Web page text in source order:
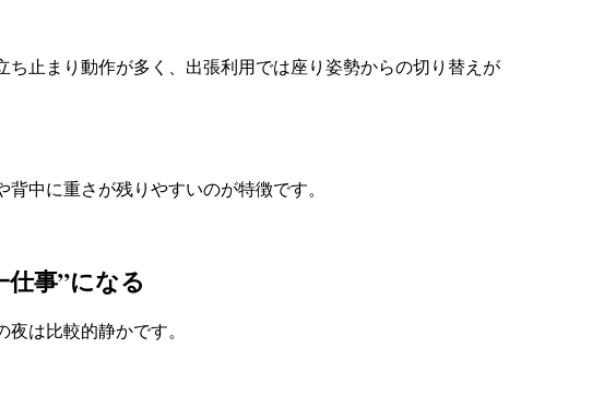
ち止まり動作が多く、出張利用では座り姿勢からの切り替えが
中に重さが残りやすいのが特徴です。
事”になる
は比較的静かです。